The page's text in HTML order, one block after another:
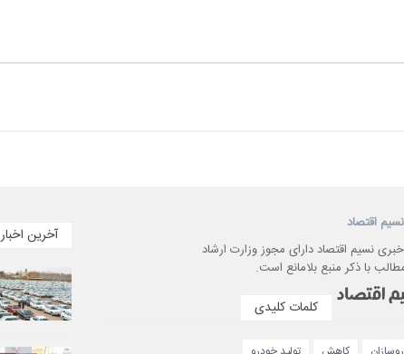
آخرین اخبار
اقتصاد
خبری نسیم اقتصاد دارای مجوز وزارت ارشاد
با ذکر منبع بلامانع است.
کلمات کلیدی